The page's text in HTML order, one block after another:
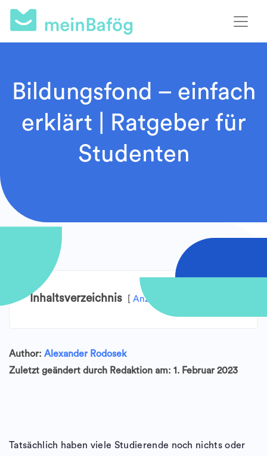
Bildungsfond – einfach
erklärt | Ratgeber für
Studenten
Inhaltsverzeichnis Anzeigen
Author: Alexander Rodosek
Zuletzt geändert durch Redaktion am: 1. Februar 2023
Tatsächlich haben viele Studierende noch nichts oder